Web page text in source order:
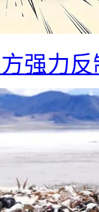
强力